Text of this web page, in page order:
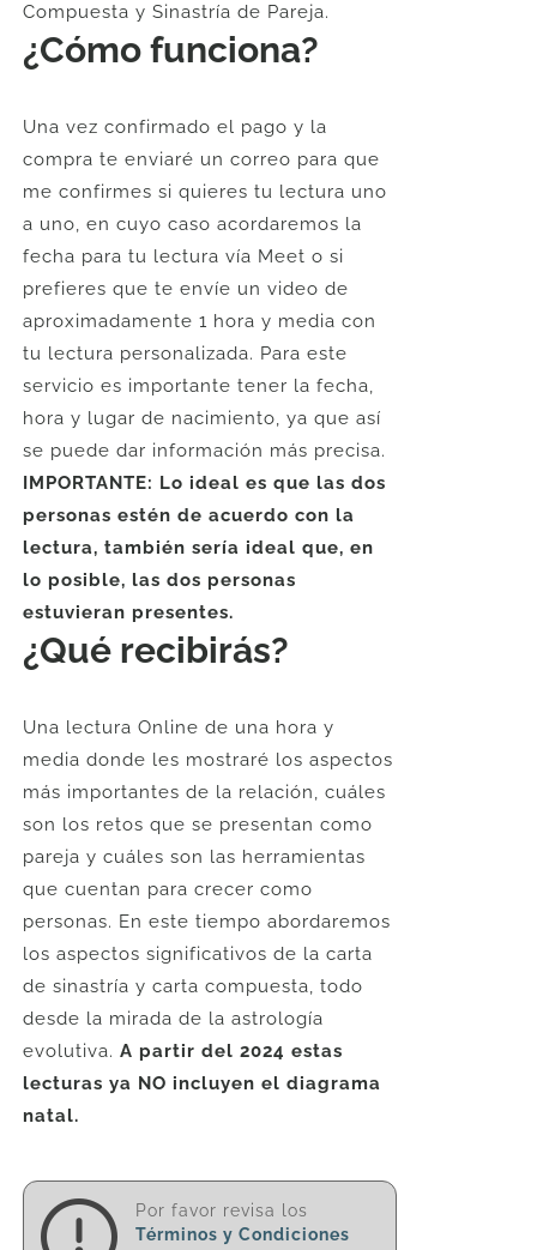
Compuesta y Sinastría de Pareja.
¿Cómo funciona?
Una vez confirmado el pago y la
compra te enviaré un correo para que
me confirmes si quieres tu lectura uno
a uno, en cuyo caso acordaremos la
fecha para tu lectura vía Meet o si
prefieres que te envíe un video de
aproximadamente 1 hora y media con
tu lectura personalizada. Para este
servicio es importante tener la fecha,
hora y lugar de nacimiento, ya que así
se puede dar información más precisa.
IMPORTANTE: Lo ideal es que las dos
personas estén de acuerdo con la
lectura, también sería ideal que, en
lo posible, las dos personas
estuvieran presentes.
¿Qué recibirás?
Una lectura Online de una hora y
media donde les mostraré los aspectos
más importantes de la relación, cuáles
son los retos que se presentan como
pareja y cuáles son las herramientas
que cuentan para crecer como
personas. En este tiempo abordaremos
los aspectos significativos de la carta
de sinastría y carta compuesta, todo
desde la mirada de la astrología
evolutiva. A partir del 2024 estas
lecturas ya NO incluyen el diagrama
natal.
Por favor revisa los
Términos y Condiciones